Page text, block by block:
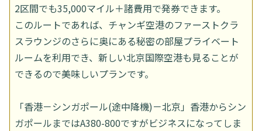
2区間でも35,000マイル＋諸費用で発券できます。
このルートであれば、チャンギ空港のファーストクラ
スラウンジのさらに奥にある秘密の部屋プライベート
ルームを利用でき、新しい北京国際空港も見ることが
できるので美味しいプランです。
「香港－シンガポール(途中降機)－北京」香港からシン
ガポールまではA380-800ですがビジネスになってしま